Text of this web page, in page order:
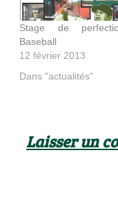
Stage de
Baseball
12 février 2013
Dans "actualités"
Laisser un